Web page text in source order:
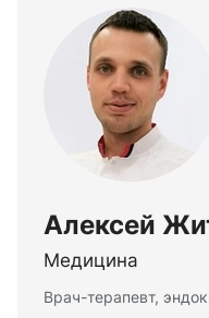
Алексей
Медицина
Врач-терапевт,